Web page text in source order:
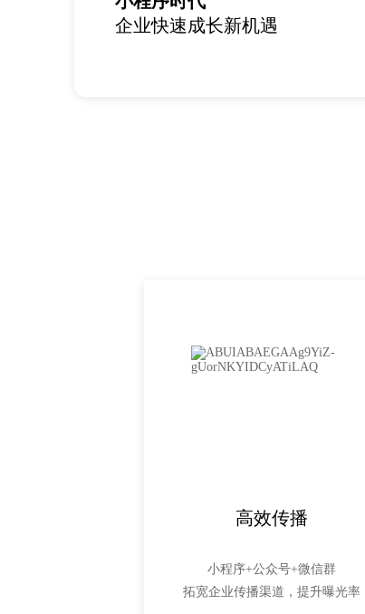
企业快速成长新机遇
高效传播
小程序+公众号+微信群
拓宽企业传播渠道，提升曝光率